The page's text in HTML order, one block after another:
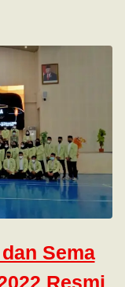
Sema
Resmi